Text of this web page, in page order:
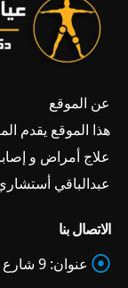
عن الموقع
هذا الموقع يقدم
علاج أمراض و
عبدالباقي
الاتصال بنا
عنوان: 9 شارع مصطفى رفعت – الشيراتون - مصر الجديدة